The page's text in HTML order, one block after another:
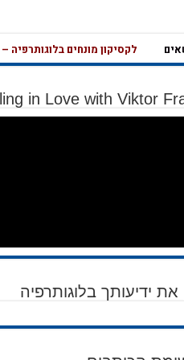
לקסיקון מונחים בלוגותרפיה –
in Love with Viktor
את ידיעותך בלוגותרפיה